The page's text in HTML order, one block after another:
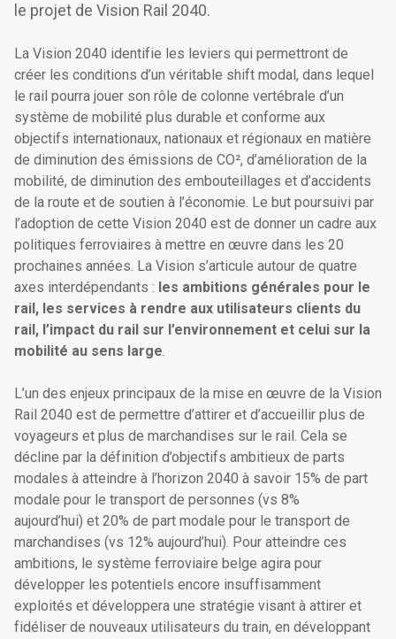
le projet de Vision Rail 2040.
La Vision 2040 identifie les leviers qui permettront de
créer les conditions d’un véritable shift modal, dans lequel
le rail pourra jouer son rôle de colonne vertébrale d’un
système de mobilité plus durable et conforme aux
objectifs internationaux, nationaux et régionaux en matière
de diminution des émissions de CO², d’amélioration de la
mobilité, de diminution des embouteillages et d’accidents
de la route et de soutien à l’économie. Le but poursuivi par
l’adoption de cette Vision 2040 est de donner un cadre aux
politiques ferroviaires à mettre en œuvre dans les 20
prochaines années. La Vision s’articule autour de quatre
axes interdépendants : les ambitions générales pour le
rail, les services à rendre aux utilisateurs clients du
rail, l’impact du rail sur l’environnement et celui sur la
mobilité au sens large.
L’un des enjeux principaux de la mise en œuvre de la Vision
Rail 2040 est de permettre d’attirer et d’accueillir plus de
voyageurs et plus de marchandises sur le rail. Cela se
décline par la définition d’objectifs ambitieux de parts
modales à atteindre à l’horizon 2040 à savoir 15% de part
modale pour le transport de personnes (vs 8%
aujourd’hui) et 20% de part modale pour le transport de
marchandises (vs 12% aujourd’hui). Pour atteindre ces
ambitions, le système ferroviaire belge agira pour
développer les potentiels encore insuffisamment
exploités et développera une stratégie visant à attirer et
fidéliser de nouveaux utilisateurs du train, en développant